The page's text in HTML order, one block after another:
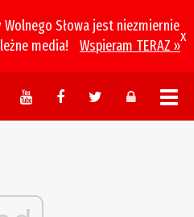
Słowa jest niezmiernie
media!
Wspieram TERAZ »
x